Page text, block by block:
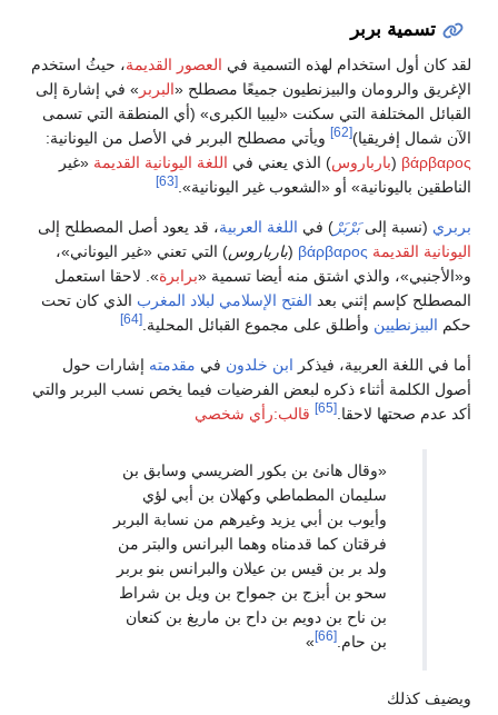
لهذه التسمية فيالعصور القديمة ، حيثُ استخدم
والبيزنطيون جميعًا مصطلح «البربر» في إشارة إلى
التي سكنت «ليبيا الكبرى» (أي المنطقة التي تسمى
ويأتي مصطلح البربر في الأصل من اليونانية:
) الذي يعني فياللغة اليونانية القديمة«غير
أو «الشعوب غير اليونانية».
بَرْبَرْ ) فياللغة العربية، قد يعود أصل المصطلح إلى
βάρβαρος
(بارباروس) التي تعني «غير اليوناني»،
اشتق منه أيضا تسمية «برابرة ». لاحقا استعمل
بعدالفتح الإسلامي لبلاد المغربالذي كان تحت
وأطلق على مجموع القبائل المحلية.
فيذكرابن خلدونفيمقدمته إشارات حول
ذكره لبعض الفرضيات فيما يخص نسب البربر والتي
[65] قالب:رأي شخصي
هانئ بن بكور الضريسي وسابق بن
المطماطي وكهلان بن أبي لؤي
بن أبي يزيد وغيرهم من نسابة البربر
كما قدمناه وهما البرانس والبتر من
بر بن قيس بن عيلان والبرانس بنو بربر
بن أبزج بن جمواح بن ويل بن شراط
ناح بن دويم بن داح بن ماريغ بن كنعان